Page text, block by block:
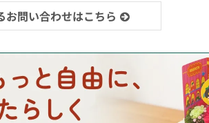
お問い合わせはこちら